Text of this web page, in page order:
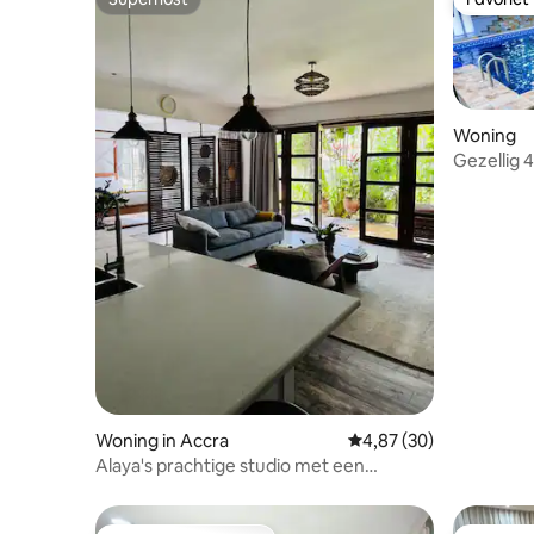
Superhost
Woning in Accra Gemiddelde
4,87 (30)
Alaya's prachtige studio met een
Woning
Gezellig